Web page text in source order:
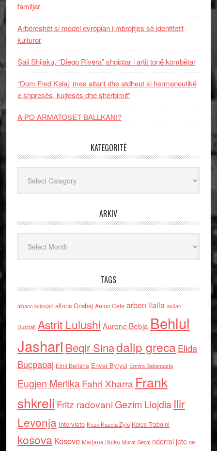
familjar
Arbëreshët si model evropian i mbrojtjes së identitetit
kulturor
Sali Shijaku, “Diego Rivera” shqiptar i artit tonë kombëtar
“Dom Fred Kalaj, mes altarit dhe atdheut si hermeneutikë
e shpresës, kujtesës dhe shërbimit”
A PO ARMATOSET BALLKANI?
KATEGORITË
ARKIV
TAGS
albano kolonjari alfons Grishaj Anton Cefa arben llalla asllan
Bushati Astrit Lulushi Aurenc Bebja Behlul
Jashari Beqir Sinadalip grecaElida
Buçpapaj Elmi Berisha Enver Bytyci Ermira Babamusta
Eugjen MerlikaFahri Xharra Frank
shkreli Fritz radovaniGezim Llojdia Ilir
Levonja Interviste Keze Kozeta Zylo Kolec Traboini
kosova Kosove Marjana Bulku Murat Gecaj nderroi jete ne